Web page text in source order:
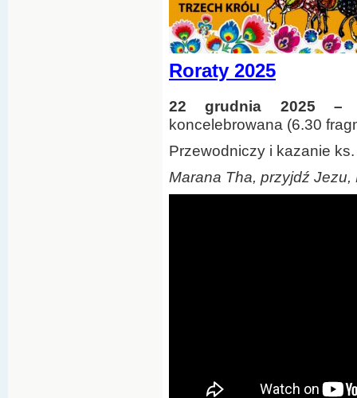
Roraty 2025
22 grudnia 2025 –
koncelebrowana (6.30
Przewodniczy i kazanie
Marana Tha, przyjdź